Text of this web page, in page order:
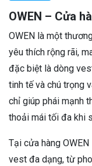
OWEN – Cửa
OWEN là một
yêu thích rộng rãi,
đặc biệt là dòng
tinh tế và chú trọng
chỉ giúp phái mạnh
thoải mái tối đa khi
Tại cửa hàng
vest đa dạng, từ